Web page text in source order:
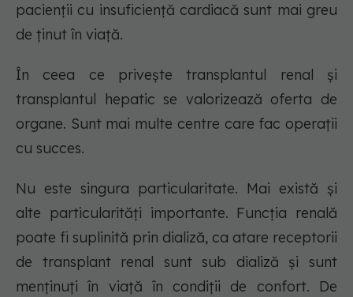
pacienții cu insuficiență cardiacă sunt mai greu
de ținut în viață.
În ceea ce privește transplantul renal și
transplantul hepatic se valorizează oferta de
organe. Sunt mai multe centre care fac operații
cu succes.
Nu este singura particularitate. Mai există și
alte particularități importante. Funcția renală
poate fi suplinită prin dializă, ca atare receptorii
de transplant renal sunt sub dializă și sunt
menținuți în viață în condiții de confort. De